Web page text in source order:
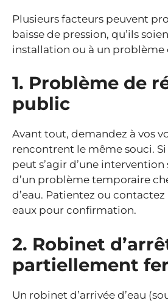
Plusieurs facteurs peuvent
baisse de pression, qu’ils
installation ou à un problème
1. Problème de
public
Avant tout, demandez à vos
rencontrent le même souci. Si
peut s’agir d’une intervention
d’un problème temporaire
d’eau. Patientez ou
eaux pour confirmation.
2. Robinet
partiellement
Un robinet d’arrivée d’eau